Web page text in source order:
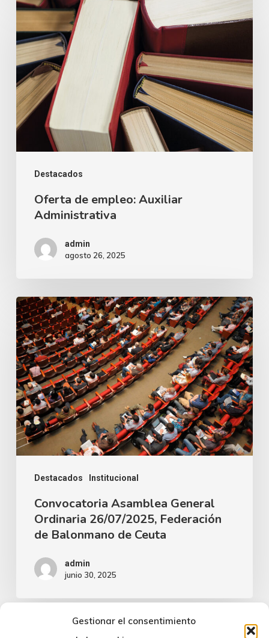
Gestionar el consentimiento
Destacados
Oferta de empleo: Auxiliar
Administrativa
admin
agosto 26, 2025
Destacados Institucional
Convocatoria Asamblea General
Ordinaria 26/07/2025, Federación
de Balonmano de Ceuta
admin
junio 30, 2025